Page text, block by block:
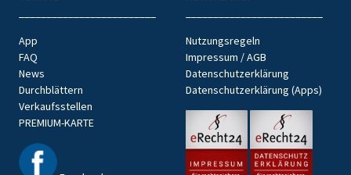
App
FAQ
News
Durchblättern
Verkaufsstellen
PREMIUM-KARTE
Nutzungsregeln
Impressum / AGB
Datenschutzerklärung
Datenschutzerklärung (Apps)